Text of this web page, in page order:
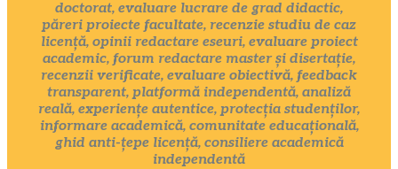
doctorat, evaluare lucrare de grad didactic,
păreri proiecte facultate, recenzie studiu de caz
licență, opinii redactare eseuri, evaluare proiect
academic, forum redactare master și disertație,
recenzii verificate, evaluare obiectivă, feedback
transparent, platformă independentă, analiză
reală, experiențe autentice, protecția studenților,
informare academică, comunitate educațională,
ghid anti-țepe licență, consiliere academică
independentă